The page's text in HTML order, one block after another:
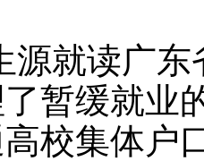
源就读广
了暂缓就
校集体户